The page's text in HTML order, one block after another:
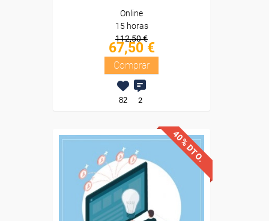
Online
15 horas
112,50 €
67,50 €
Comprar
82 2
Descuentos especiales
Sin requisitos de acceso
40% DTO.